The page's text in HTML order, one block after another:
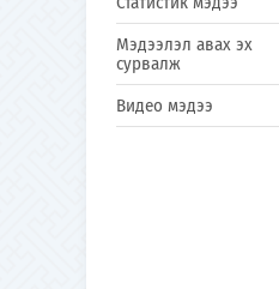
Мэдээлэл авах эх
сурвалж
Видео мэдээ